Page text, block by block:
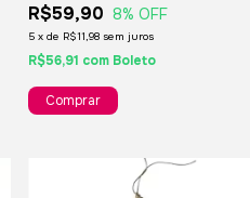
R$59,90 8% OFF
5 x de R$11,98 sem juros
R$56,91 com Boleto